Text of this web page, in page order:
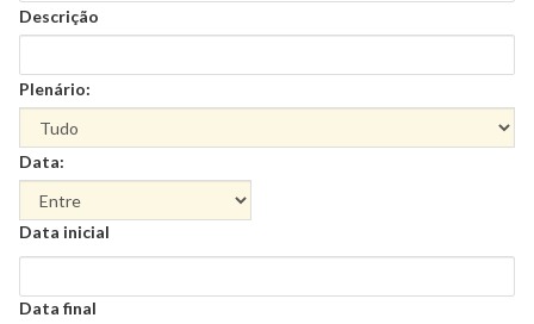
Descrição
Plenário:
Data:
Data
Data inicial
Data
Data final